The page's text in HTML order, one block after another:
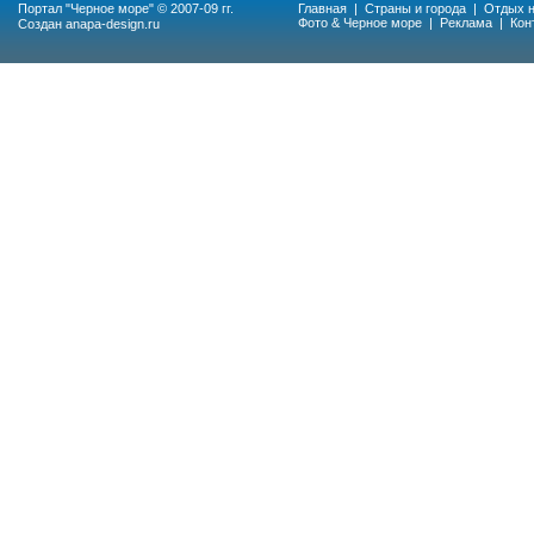
Портал "Черное море" © 2007-09 гг.
Создан anapa-design.ru
Главная | Страны и города | Отдых
Фото & Черное море | Реклама |